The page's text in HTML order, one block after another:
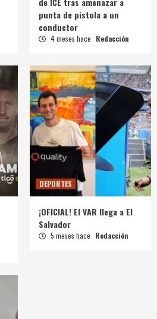
punta de pistola a un
conductor
4 meses hace Redacción
DEPORTES
¡OFICIAL! El VAR llega a El
Salvador
5 meses hace Redacción